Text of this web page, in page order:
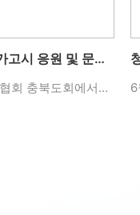
물리치료사 국가고시 응원 및 문화의날 영화 관람 행사
대한물리치료사협회 충북도회에서는 12월 10일 일요일 대전 갑천중학교에서 진행한 물리치료사 국가고시 면허시험에 청주대 , 유원대 , 교통대 물리치료과 시험 합격 응원을 위하여 도회장님 이하 임원분들이 참석하여 행사를 진행하였습니다. 모든 학생들에게 좋은 결과가 있기를 응원합니다. 더불어 같은날 오후에 진행한 도종환의원과 함께하는 문화의날 영화 관람 행사 진행에 준비해주시고 참여해주신 임원과 회원분들께 감사드립니다. 2023년 한해 회원님들 모두 고생많으셨습니다. 다가오는 2024년 더 좋은 일들만 가득하시기를 바랍니다.